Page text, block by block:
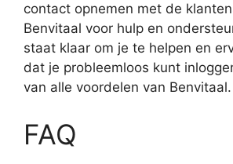
contact opnemen met de
Benvitaal voor hulp en
staat klaar om je te helpen en
dat je probleemloos kunt
van alle voordelen van Benvitaal.
FAQ